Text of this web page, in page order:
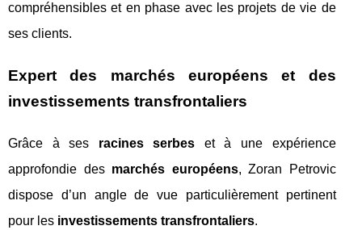
compréhensibles et en phase avec les projets de vie de
ses clients.
Expert des marchés européens et des
investissements transfrontaliers
Grâce à ses racines serbes et à une expérience
approfondie des marchés européens, Zoran Petrovic
dispose d’un angle de vue particulièrement pertinent
pour les investissements transfrontaliers.